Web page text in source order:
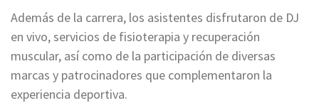
Además de la carrera, los asistentes disfrutaron de DJ
en vivo, servicios de fisioterapia y recuperación
muscular, así como de la participación de diversas
marcas y patrocinadores que complementaron la
experiencia deportiva.